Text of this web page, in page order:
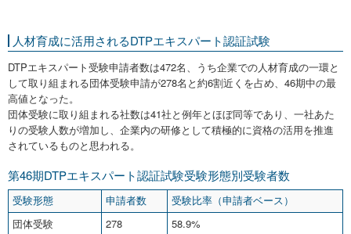
人材育成に活用されるDTPエキスパート認証試験
DTPエキスパート受験申請者数は472名、うち企業での人材育成の一環と
して取り組まれる団体受験申請が278名と約6割近くを占め、46期中の最
高値となった。
団体受験に取り組まれる社数は41社と例年とほぼ同等であり、一社あた
りの受験人数が増加し、企業内の研修として積極的に資格の活用を推進
されているものと思われる。
第46期DTPエキスパート認証試験受験形態別受験者数
受験形態 申請者数 受験比率（申請者ベース）
団体受験 278
58.9%